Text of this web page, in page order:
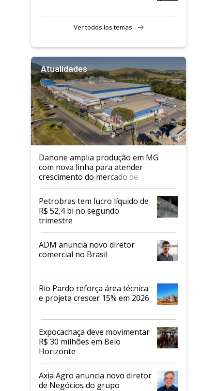
Ver todos los temas
Atualidades
Danone amplia produção em MG
com nova linha para atender
crescimento do mercado de
alimentos proteicos
Petrobras tem lucro líquido de
R$ 52,4 bi no segundo
trimestre
ADM anuncia novo diretor
comercial no Brasil
Rio Pardo reforça área técnica
e projeta crescer 15% em 2026
Expocachaça deve movimentar
R$ 30 milhões em Belo
Horizonte
Axia Agro anuncia novo diretor
de Negócios do grupo